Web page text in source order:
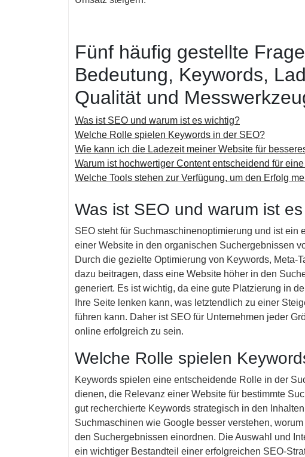
Fünf häufig gestellte
Bedeutung, Keywords,
Qualität und
Was ist SEO und warum ist es wichtig?
Welche Rolle spielen Keywords in der SEO?
Wie kann ich die Ladezeit meiner Website für
Warum ist hochwertiger Content entscheidend für
Welche Tools stehen zur Verfügung, um den Erfolg
Was ist SEO und warum ist
SEO steht für Suchmaschinenoptimierung und ist ein
einer Website in den organischen Suchergebnissen
Durch die gezielte Optimierung von Keywords, Meta-
dazu beitragen, dass eine Website höher in den
generiert. Es ist wichtig, da eine gute Platzierung in
Ihre Seite lenken kann, was letztendlich zu einer
führen kann. Daher ist SEO für Unternehmen jeder
online erfolgreich zu sein.
Welche Rolle spielen
Keywords spielen eine entscheidende Rolle in der
dienen, die Relevanz einer Website für bestimmte
gut recherchierte Keywords strategisch in den
Suchmaschinen wie Google besser verstehen,
den Suchergebnissen einordnen. Die Auswahl und
ein wichtiger Bestandteil einer erfolgreichen SEO-